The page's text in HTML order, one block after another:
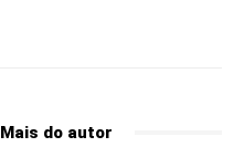
Mais do autor